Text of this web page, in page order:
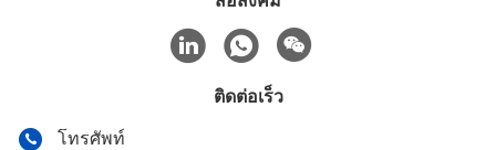
ติดต่อเร็ว
โทรศัพท์